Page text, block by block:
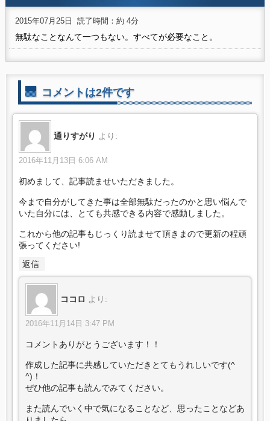
2015年07月25日 読了時間：約 4分
無駄なことなんて一つもない。すべてが必要なこと。
コメントは2件です
通りすがり より:
2016年11月13日 6:06 AM
初めまして、記事読ませいただきました。
今まで自分がしてきた事は全部無駄だったのかと思い悩んで
いた自分には、とても共感できる内容で感動しました。
これから他の記事もじっくり読ませて頂きまので更新の程頑
張ってください!
返信
ココロ より:
2016年11月14日 3:47 PM
コメントありがとうございます！！
作成した記事に共感していただきとてもうれしいです(^
^)！
ぜひ他の記事も読んでみてください。
また読んでいく中で気になることなど、思ったことなどあ